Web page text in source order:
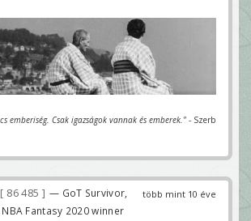
emberiség. Csak igazságok vannak és emberek." - Szerb
több mint 10 éve
86 485
— GoT Survivor,
Fantasy 2020 winner